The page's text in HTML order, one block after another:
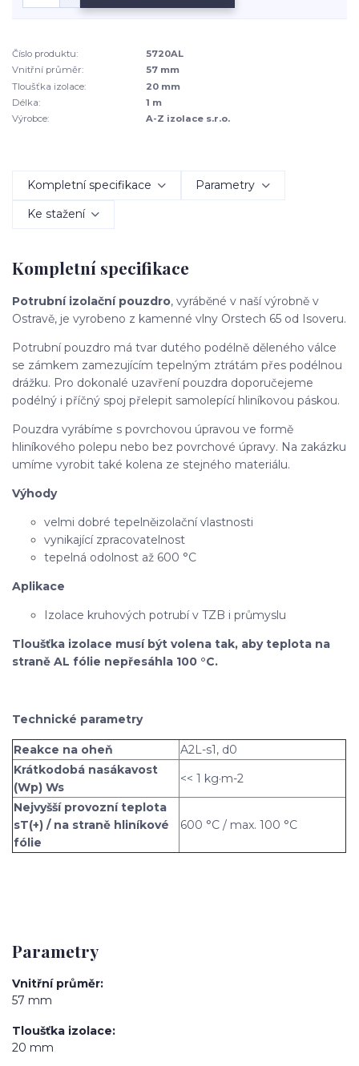
Číslo produktu:
5720AL
Vnitřní průměr:
57 mm
Tloušťka izolace:
20 mm
Délka:
1 m
Výrobce:
A-Z izolace s.r.o.
Kompletní specifikace Parametry
Ke stažení
Kompletní specifikace
Potrubní izolační pouzdro, vyráběné v naší výrobně v
Ostravě, je vyrobeno z kamenné vlny Orstech 65 od Isoveru.
Potrubní pouzdro má tvar dutého podélně děleného válce
se zámkem zamezujícím tepelným ztrátám přes podélnou
drážku. Pro dokonalé uzavření pouzdra doporučejeme
podélný i příčný spoj přelepit samolepící hliníkovou páskou.
Pouzdra vyrábíme s povrchovou úpravou ve formě
hliníkového polepu nebo bez povrchové úpravy. Na zakázku
umíme vyrobit také kolena ze stejného materiálu.
Výhody
velmi dobré tepelněizolační vlastnosti
vynikající zpracovatelnost
tepelná odolnost až 600 °C
Aplikace
Izolace kruhových potrubí v TZB i průmyslu
Tloušťka izolace musí být volena tak, aby teplota na
straně AL fólie nepřesáhla 100 °C.
Technické parametry
Reakce na oheň
A2L-s1, d0
Krátkodobá nasákavost
(Wp) Ws
<< 1 kg·m-2
Nejvyšší provozní teplota
sT(+) / na straně hliníkové
fólie
600 °C / max. 100 °C
Parametry
Vnitřní průměr
57 mm
Tloušťka izolace
20 mm